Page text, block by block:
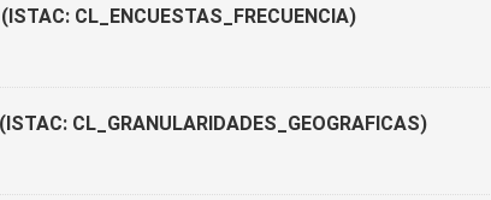
CL_ENCUESTAS_FRECUENCIA)
CL_GRANULARIDADES_GEOGRAFICAS)